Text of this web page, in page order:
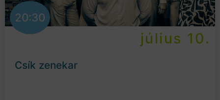
20:30
július 10.
Csík zenekar